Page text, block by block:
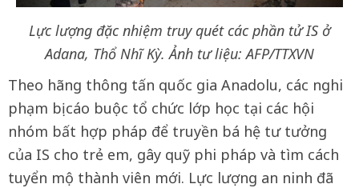
Lực lượng đặc nhiệm truy quét các phần tử IS ở
Adana, Thổ Nhĩ Kỳ. Ảnh tư liệu: AFP/TTXVN
Theo hãng thông tấn quốc gia Anadolu, các nghi
phạm bị cáo buộc tổ chức lớp học tại các hội
nhóm bất hợp pháp để truyền bá hệ tư tưởng
của IS cho trẻ em, gây quỹ phi pháp và tìm cách
tuyển mộ thành viên mới. Lực lượng an ninh đã